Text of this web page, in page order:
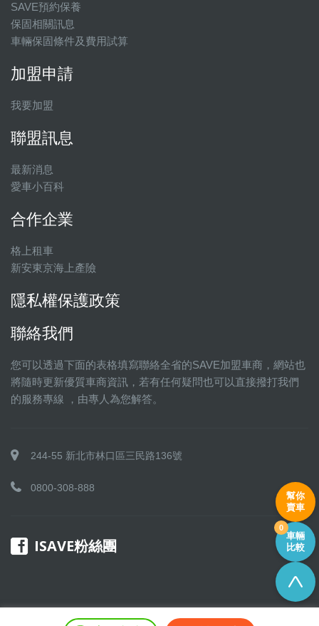
SAVE預約保養
保固相關訊息
車輛保固條件及費用試算
加盟申請
我要加盟
聯盟訊息
最新消息
愛車小百科
合作企業
格上租車
新安東京海上產險
隱私權保護政策
聯絡我們
您可以透過下面的表格填寫聯絡全省的SAVE加盟車商，網站也
將隨時更新優質車商資訊，若有任何疑問也可以直接撥打我們
的服務專線 ，由專人為您解答。
244-55 新北市林口區三民路136號
0800-308-888
ISAVE粉絲團
幫你
賣車
車輛
比較
0